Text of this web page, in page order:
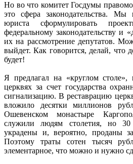
Но во что комитет Госдумы
это сфера законодательства.
юриста сформулировать
федеральному законодательству и
их на рассмотрение депутатов.
выйдет. Как говорится, делай, что
будет!
Я предлагал на «круглом столе»,
церквях за счет государства
сигнализацию. В реставрацию
вложило десятки миллионов
Ошевенском монастыре
служили людям столетия, но
украдены и, вероятно, проданы
Поэтому траты сотен тысяч
элементарное, что можно и нужно